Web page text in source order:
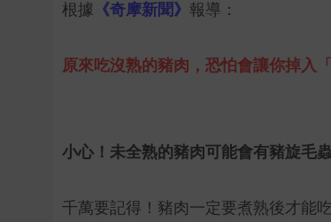
根據 《奇摩新聞》 報導：
原來吃沒熟的豬肉，恐怕會讓你掉入
小心！未全熟的豬肉可能會有豬旋毛蟲
千萬要記得！ 豬肉一定要煮熟後才能吃